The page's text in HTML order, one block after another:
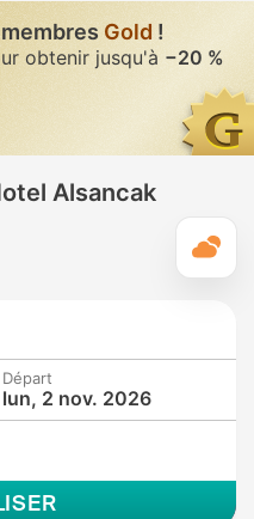
Gold !
obtenir jusqu'à −20 %
Alsancak
Départ
lun, 2 nov. 2026